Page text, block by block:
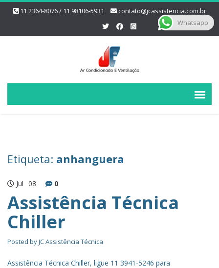
11 2364-8076 / 11 98106-5931 contato@jcassistencia.com.br
Etiqueta: anhanguera
Jul 08 0
Assistência Técnica
Chiller
Posted byJC Assistência Técnica
Assistência Técnica Chiller, ligue 11 3941-5246 para
Whatsapp